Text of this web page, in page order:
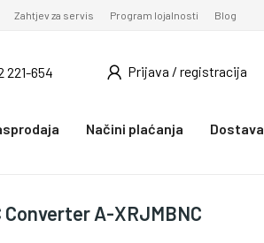
Zahtjev za servis Program lojalnosti Blog
221-654 Prijava / registracija
Načini plaćanja
Dostava
A-XRJMBNC